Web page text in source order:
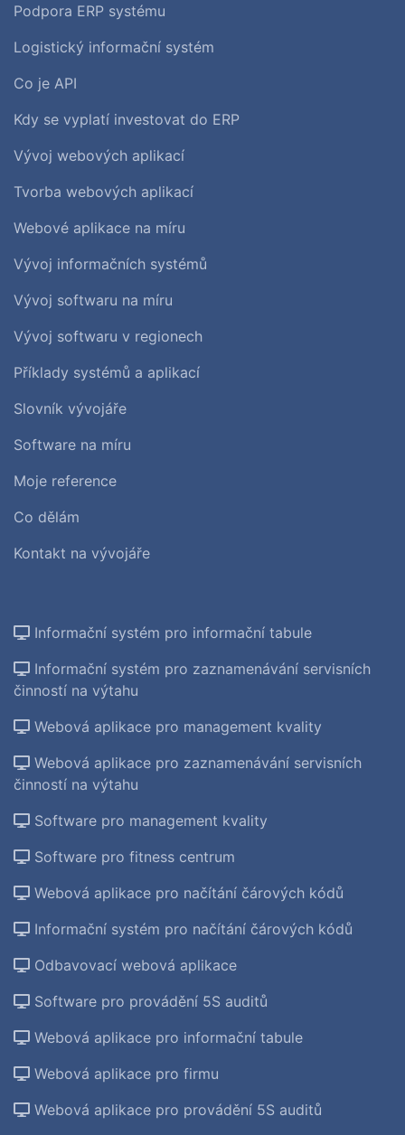
Podpora ERP systému
Logistický informační systém
Co je API
Kdy se vyplatí investovat do ERP
Vývoj webových aplikací
Tvorba webových aplikací
Webové aplikace na míru
Vývoj informačních systémů
Vývoj softwaru na míru
Vývoj softwaru v regionech
Příklady systémů a aplikací
Slovník vývojáře
Software na míru
Moje reference
Co dělám
Kontakt na vývojáře
Informační systém pro informační tabule
Informační systém pro zaznamenávání servisních
činností na výtahu
Webová aplikace pro management kvality
Webová aplikace pro zaznamenávání servisních
činností na výtahu
Software pro management kvality
Software pro fitness centrum
Webová aplikace pro načítání čárových kódů
Informační systém pro načítání čárových kódů
Odbavovací webová aplikace
Software pro provádění 5S auditů
Webová aplikace pro informační tabule
Webová aplikace pro firmu
Webová aplikace pro provádění 5S auditů